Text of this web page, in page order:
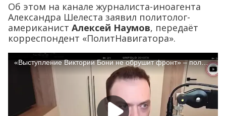
Об этом на канале журналиста-иноагента
Александра Шелеста заявил политолог-
американист Алексей Наумов, передаёт
корреспондент «ПолитНавигатора».